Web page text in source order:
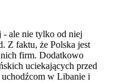
ale nie tylko od niej
Z faktu, że Polska jest
firm. Dodatkowo
uciekających przed
w Libanie i